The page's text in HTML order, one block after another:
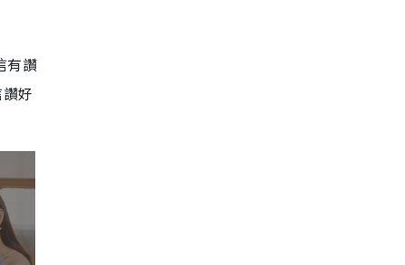
有讚
好